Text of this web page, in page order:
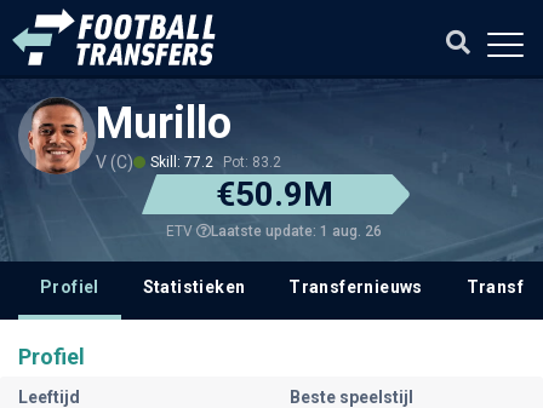
Murillo
V (C) Skill: 77.2 Pot: 83.2
€50.9M
ETV Laatste update: 1 aug. 26
Profiel Statistieken Transfernieuws
Profiel
Leeftijd
Beste speelstijl